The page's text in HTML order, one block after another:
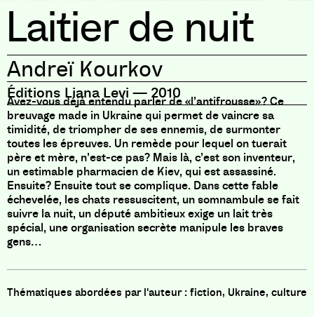
Laitier de nuit
Andreï Kourkov
Éditions Liana Levi — 2010
Avez-vous déjà entendu parler de «l’antifrousse»? Ce
breuvage made in Ukraine qui permet de vaincre sa
timidité, de triompher de ses ennemis, de surmonter
toutes les épreuves. Un remède pour lequel on tuerait
père et mère, n’est-ce pas? Mais là, c’est son inventeur,
un estimable pharmacien de Kiev, qui est assassiné.
Ensuite? Ensuite tout se complique. Dans cette fable
échevelée, les chats ressuscitent, un somnambule se fait
suivre la nuit, un député ambitieux exige un lait très
spécial, une organisation secrète manipule les braves
gens…
fiction, Ukraine, culture